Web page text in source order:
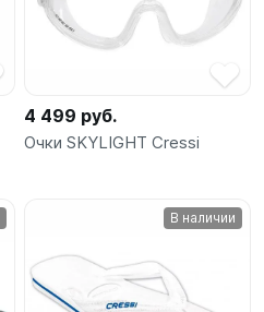
4 499 руб.
Очки SKYLIGHT Cressi
В наличии